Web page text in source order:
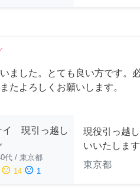
ました。とても良い方です。
たよろしくお願いします。
イ 現引っ越し
代 / 東京都
sentiment_neutral 14 sentiment_dissatisfied 1
現役引っ越
いいたします
東京都